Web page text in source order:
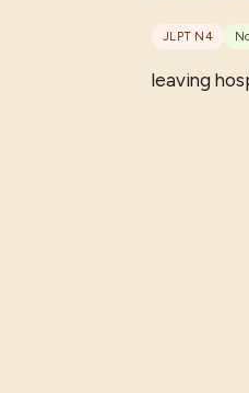
JLPT N4
leaving